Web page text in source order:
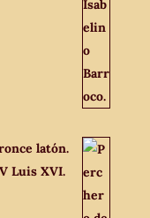
latón.
Luis XVI.